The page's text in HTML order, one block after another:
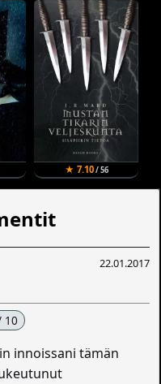
★ 7.10/ 56
22.01.2017
10
innoissani tämän